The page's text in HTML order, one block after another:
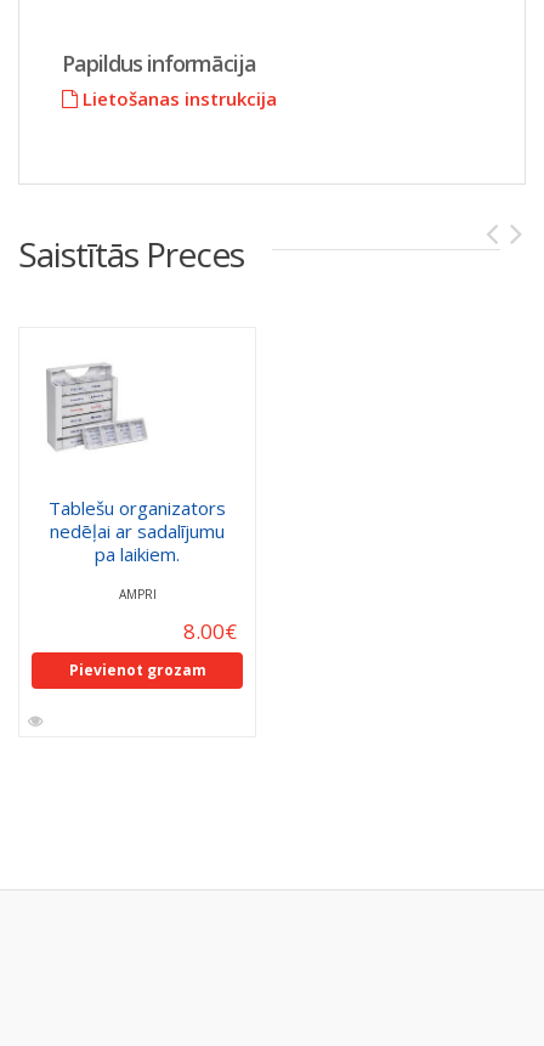
Papildus informācija
Lietošanas instrukcija
Saistītās Preces
Tablešu organizators
nedēļai ar sadalījumu
pa laikiem.
AMPRI
8.00€
Pievienot grozam